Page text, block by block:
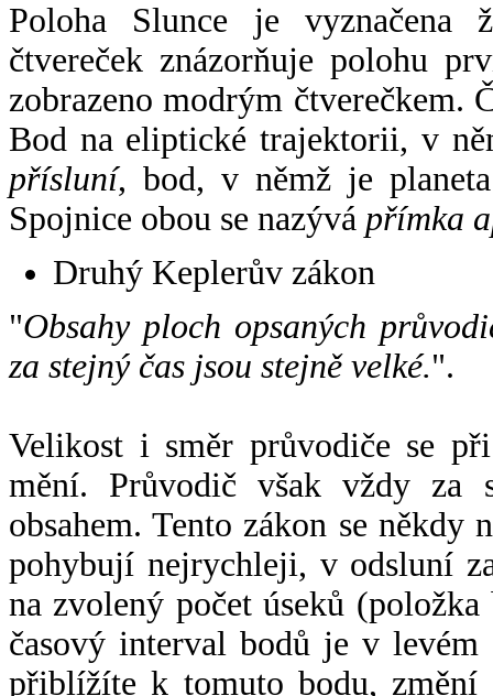
Poloha Slunce je vyznačena
čtvereček znázorňuje polohu
zobrazeno modrým čtverečkem.
Bod na eliptické trajektorii, v
přísluní, bod, v němž je
Spojnice obou se nazývá přímka
Druhý Keplerův zákon
"Obsahy ploch opsaných
za stejný čas jsou stejně velké.".
Velikost i směr průvodiče se
mění. Průvodič však vždy za
obsahem. Tento zákon se někdy
pohybují nejrychleji, v odsluní
na zvolený počet úseků
časový interval bodů je v
přiblížíte k tomuto bodu,